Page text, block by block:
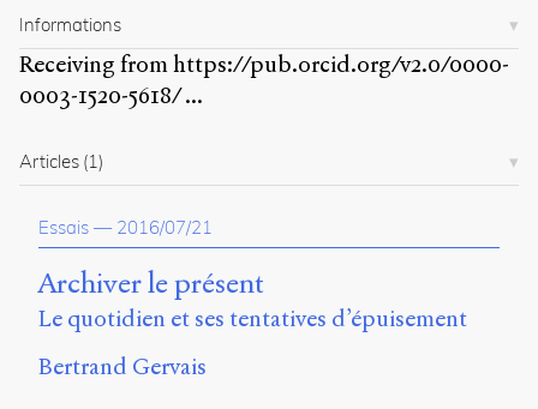
Présentation
Publier
Contact
propos
site
Archipel
En
Mastodon
Université
Informations
Receiving fromhttps://pub.orcid.org/v2.0/0000-
0003-1520-5618/...
Articles (1)
Essais — 2016/07/21
Archiver le présent
Le quotidien et ses tentatives d’épuisement
Bertrand Gervais